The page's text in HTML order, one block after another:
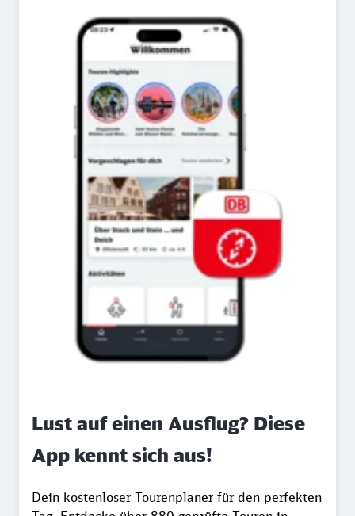
Lust auf einen Ausflug? Diese
App kennt sich aus!
Dein kostenloser Tourenplaner für den perfekten